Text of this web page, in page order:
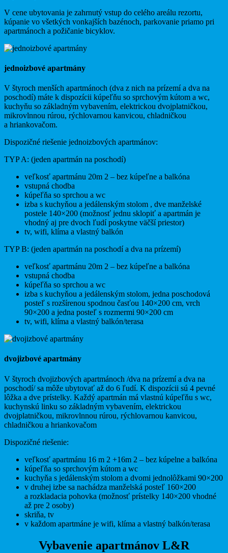
V cene ubytovania je zahrnutý vstup do celého areálu rezortu,
kúpanie vo všetkých vonkajších bazénoch, parkovanie priamo pri
apartmánoch a požičanie bicyklov.
jednoizbové apartmány
V štyroch menších apartmánoch (dva z nich na prízemí a dva na
poschodí) máte k dispozícii kúpeľňu so sprchovým kútom a wc,
kuchyňu so základným vybavením, elektrickou dvojplatničkou,
mikrovlnnou rúrou, rýchlovarnou kanvicou, chladničkou
a hriankovačom.
Dispozičné riešenie jednoizbových apartmánov:
TYP A: (jeden apartmán na poschodí)
veľkosť apartmánu 20m 2 – bez kúpeľne a balkóna
vstupná chodba
kúpeľňa so sprchou a wc
izba s kuchyňou a jedálenským stolom , dve manželské
postele 140×200 (možnosť jednu sklopiť a apartmán je
vhodný aj pre dvoch ľudí poskytne väčší priestor)
tv, wifi, klíma a vlastný balkón
TYP B: (jeden apartmán na poschodí a dva na prízemí)
veľkosť apartmánu 20m 2 – bez kúpeľne a balkóna
vstupná chodba
kúpeľňa so sprchou a wc
izba s kuchyňou a jedálenským stolom, jedna poschodová
posteľ s rozšírenou spodnou časťou 140×200 cm, vrch
90×200 a jedna posteľ s rozmermi 90×200 cm
tv, wifi, klíma a vlastný balkón/terasa
dvojizbové apartmány
V štyroch dvojizbových apartmánoch /dva na prízemí a dva na
poschodí/ sa môže ubytovať až do 6 ľudí. K dispozícii sú 4 pevné
lôžka a dve prístelky. Každý apartmán má vlastnú kúpeľňu s wc,
kuchynskú linku so základným vybavením, elektrickou
dvojplatničkou, mikrovlnnou rúrou, rýchlovarnou kanvicou,
chladničkou a hriankovačom
Dispozičné riešenie:
veľkosť apartmánu 16 m 2 +16m 2 – bez kúpelne a balkóna
kúpeľňa so sprchovým kútom a wc
kuchyňa s jedálenským stolom a dvomi jednolôžkami 90×200
v druhej izbe sa nachádza manželská posteľ 160×200
a rozkladacia pohovka (možnosť prístelky 140×200 vhodné
až pre 2 osoby)
skriňa, tv
v každom apartmáne je wifi, klíma a vlastný balkón/terasa
Vybavenie apartmánov L&R